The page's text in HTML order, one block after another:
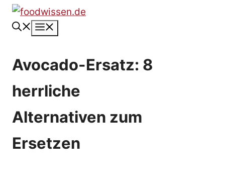
Zum
Inhalt
Avocado-Ersatz: 8
herrliche
Alternativen zum
Ersetzen